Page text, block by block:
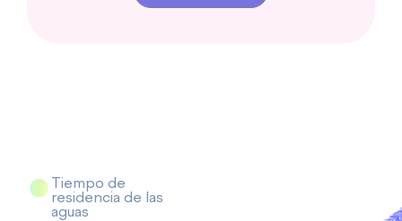
Tiempo de
residencia de las
aguas